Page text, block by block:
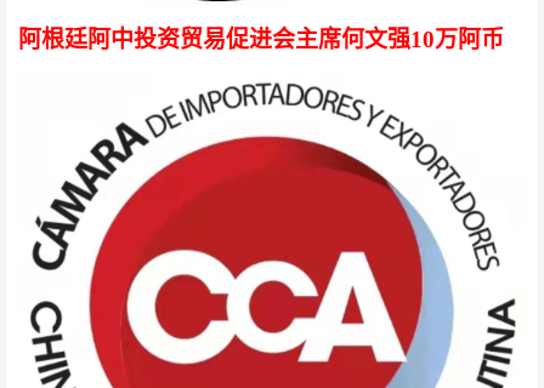
阿根廷阿中投资贸易促进会主席何文强10万阿币